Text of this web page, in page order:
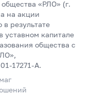
«РЛО» (г.
на акции
результате
уставном капитале
общества с
17271-A.